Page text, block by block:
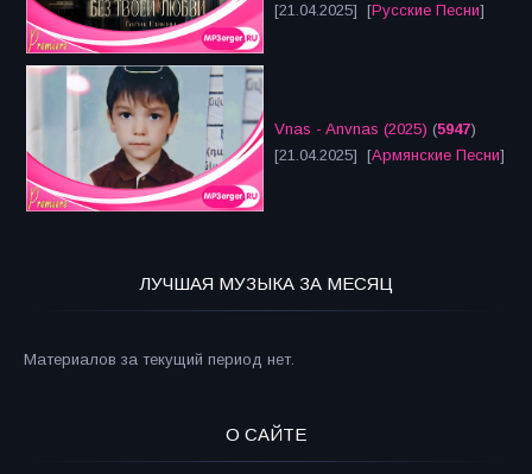
[21.04.2025] [Русские Песни]
Vnas - Anvnas (2025) (5947)
[21.04.2025] [Армянские Песни]
ЛУЧШАЯ МУЗЫКА ЗА МЕСЯЦ
Материалов за текущий период нет.
О САЙТЕ